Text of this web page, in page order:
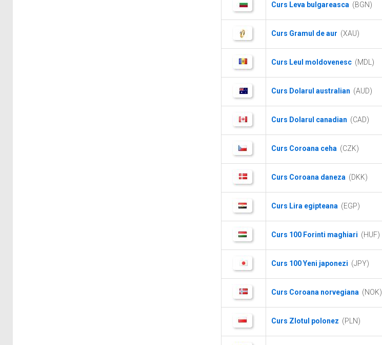
Curs Leva bulgareasca (BGN)
Curs Gramul de aur (XAU)
Curs Leul moldovenesc (MDL)
Curs Dolarul australian (AUD)
Curs Dolarul canadian (CAD)
Curs Coroana ceha (CZK)
Curs Coroana daneza (DKK)
Curs Lira egipteana (EGP)
Curs 100 Forinti maghiari (HUF)
Curs 100 Yeni japonezi (JPY)
Curs Coroana norvegiana (NOK)
Curs Zlotul polonez (PLN)